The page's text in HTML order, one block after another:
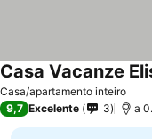
Casa/apartamento inteiro
Casa Vacanze
9,7 Excelente 3 a